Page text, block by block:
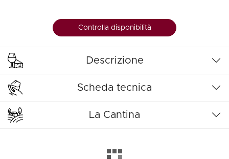
Controlla disponibilità
Descrizione
Scheda tecnica
La Cantina